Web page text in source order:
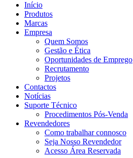
Início
Produtos
Marcas
Empresa
Quem Somos
Gestão e Ética
Oportunidades de Emprego
Recrutamento
Projetos
Contactos
Notícias
Suporte Técnico
Procedimentos Pós-Venda
Revendedores
Como trabalhar connosco
Seja Nosso Revendedor
Acesso Área Reservada